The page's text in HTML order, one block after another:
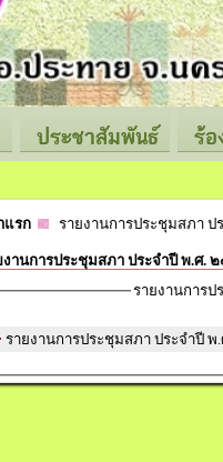
ประชาสัมพันธ์ ร้
แรก รายงานการประชุมสภา
งานการประชุมสภา ประจำปี พ.ศ.
รายงานการ
รายงานการประชุมสภา ประจำปี